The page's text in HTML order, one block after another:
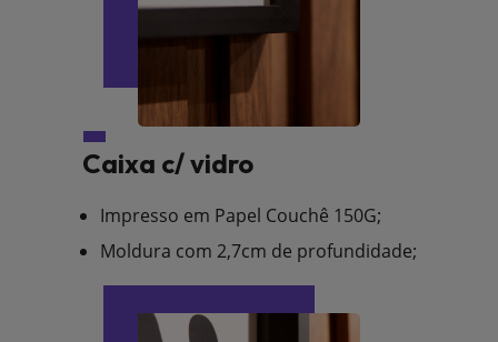
Caixa c/ vidro
Impresso em Papel Couchê 150G;
Moldura com 2,7cm de profundidade;